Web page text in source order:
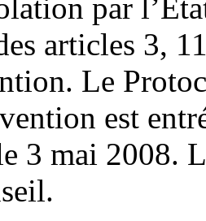
par
articles 3,
Le
est
3 mai 2008.